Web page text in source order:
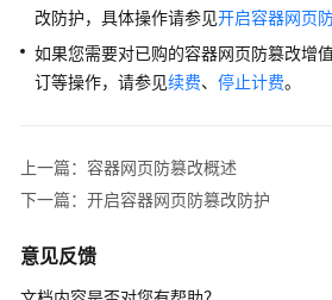
防
御
应
护
机
改防护，具体操作请参见开启容器网页
如果您需要对已购的容器网页防篡改增
订等操作，请参见续费、 停止计费。
上一篇：容器网页防篡改概述
下一篇：开启容器网页防篡改防护
意见反馈